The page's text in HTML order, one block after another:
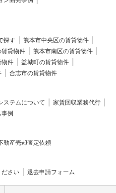
探す
熊本市中央区の賃貸物件
貸物件
熊本市南区の賃貸物件
物件
益城町の賃貸物件
合志市の賃貸物件
ステムについて
家賃回収業務代行
例
動産売却査定依頼
ださい 退去申請フォーム